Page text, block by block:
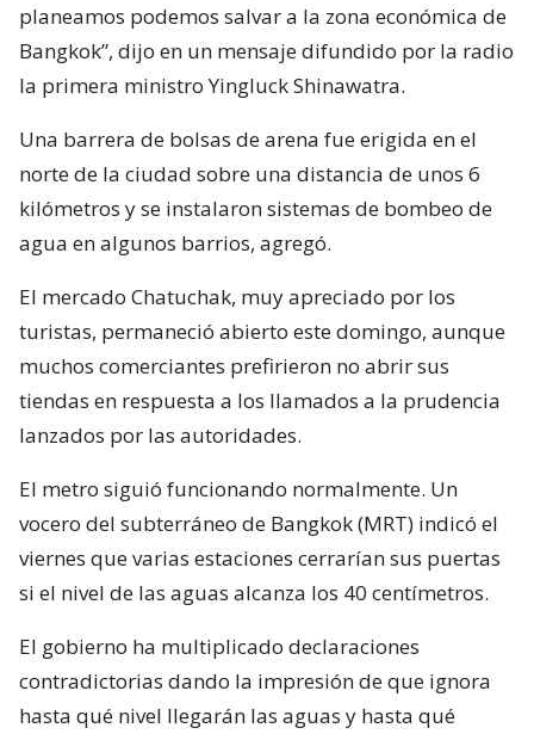
planeamos podemos salvar a la zona económica de
Bangkok”, dijo en un mensaje difundido por la radio
la primera ministro Yingluck Shinawatra.
Una barrera de bolsas de arena fue erigida en el
norte de la ciudad sobre una distancia de unos 6
kilómetros y se instalaron sistemas de bombeo de
agua en algunos barrios, agregó.
El mercado Chatuchak, muy apreciado por los
turistas, permaneció abierto este domingo, aunque
muchos comerciantes prefirieron no abrir sus
tiendas en respuesta a los llamados a la prudencia
lanzados por las autoridades.
El metro siguió funcionando normalmente. Un
vocero del subterráneo de Bangkok (MRT) indicó el
viernes que varias estaciones cerrarían sus puertas
si el nivel de las aguas alcanza los 40 centímetros.
El gobierno ha multiplicado declaraciones
contradictorias dando la impresión de que ignora
hasta qué nivel llegarán las aguas y hasta qué